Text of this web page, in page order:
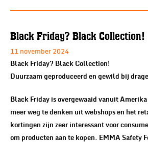
Black Friday? Black Collection!
11 november 2024
Black Friday? Black Collection!
Duurzaam geproduceerd en gewild bij
Black Friday is overgewaaid vanuit
meer weg te denken uit webshops en het
kortingen zijn zeer interessant voor
om producten aan te kopen. EMMA Safety